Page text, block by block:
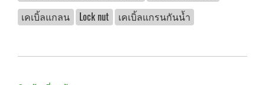
เคเบิ้ลแกลน
Lock nut เคเบิ้ลแกรนกันน้ำ